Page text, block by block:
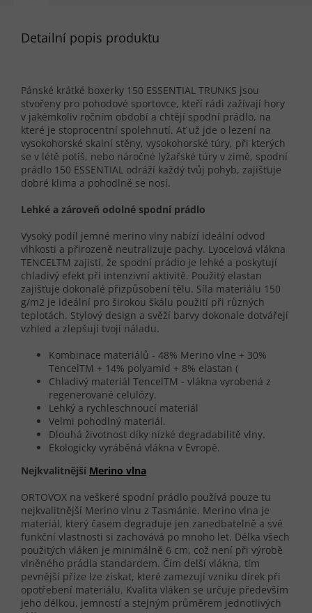
Detailní popis produktu
Pánské krátké boxerky 150 ESSENTIAL TRUNKS jsou
stvořeny pro pohodové sportovce, kteří rádi zažívají hory
v jakémkoliv ročním období a chtějí spodní prádlo, na
které je stoprocentní spolehnutí. Ať už jde o lezení na
vysokohorské skalní stěny, vysokohorské túry, při kterých
se v létě potíš, nebo náročné lyžařské túry v zimě, spodní
prádlo 150 ESSENTIAL odráží každý tvůj pohyb, zajišťuje
dobré klima a pohodlně se nosí.
Lehké a zároveň odolné spodní prádlo
Vysoký podíl jemné merino vlny nabízí ideální odvod
vlhkosti a přirozeně neutralizuje pachy. Lyocelová vlákna
TENCELTM zajistí, že spodní prádlo je lehké a poskytují
chladivý efekt při intenzivní aktivitě. Použitý elastan
zajišťuje dokonalé přizpůsobení tělu. Síla materiálu 150
g/m2 je ideální pro širokou škálu použití při různých
teplotách. Stylový design a svěží barvy dokonale dotvářejí
vzhled a zlepšují tvoji náladu.
Kombinace materiálů - 48% Merino vlne + 30%
TencelTM + 14% polyamid + 8% elastan (
Chladivý materiál TencelTM - vlákna vyrobená z
regenerované celulózy.
Lehký a rychleschnoucí materiál
Velmi pohodlný materiál.
Dlouhá životnost díky nízké degradabilitě vlny.
Ekologicky vyráběná vlákna v Evropě.
Nejkvalitnější Merino vlna
ORTOVOX na veškeré spodní prádlo používá pouze tu
nejkvalitnější Merino vlnu z Tasmánie. Merino vlna je
materiál, který časem degraduje jen zanedbatelně a své
funkční vlastnosti si zachovává po mnoho let. Délka všech
použitých vláken je minimálně 6 cm, což není při výrobě
vlněného prádla standardem. Čím delší vlákna, tím
pevnější příze lze získat, které zamezují vzniku dírek při
opotřebení materiálu. Kvalita vláken se určuje především
jeho délkou, jemností a stejným průměrem jednotlivých